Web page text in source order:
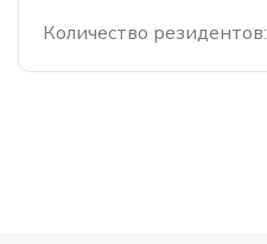
Количество резидентов: